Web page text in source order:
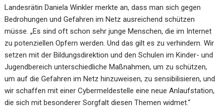
Landesrätin Daniela Winkler merkte an, dass man sich gegen
Bedrohungen und Gefahren im Netz ausreichend schützen
müsse. „Es sind oft schon sehr junge Menschen, die im Internet
zu potenziellen Opfern werden. Und das gilt es zu verhindern. Wir
setzen mit der Bildungsdirektion und den Schulen im Kinder- und
Jugendbereich unterschiedliche Maßnahmen, um zu schützen,
um auf die Gefahren im Netz hinzuweisen, zu sensibilisieren, und
wir schaffen mit einer Cybermeldestelle eine neue Anlaufstation,
die sich mit besonderer Sorgfalt diesen Themen widmet.“